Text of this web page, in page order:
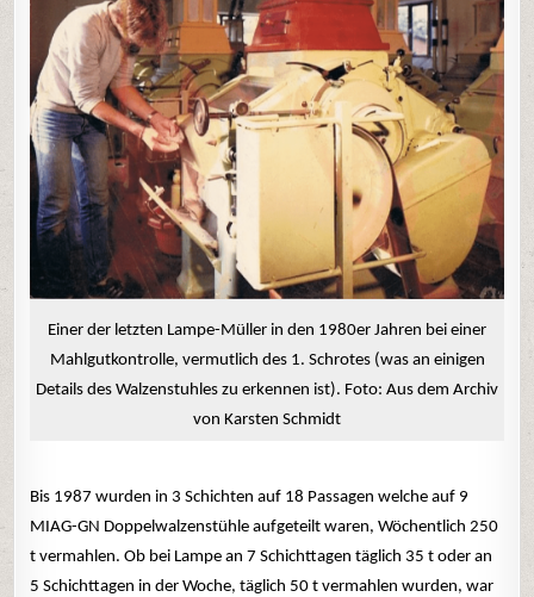
Einer der letzten Lampe-Müller in den 1980er Jahren bei einer
Mahlgutkontrolle, vermutlich des 1. Schrotes (was an einigen
Details des Walzenstuhles zu erkennen ist). Foto: Aus dem Archiv
von Karsten Schmidt
Bis 1987 wurden in 3 Schichten auf 18 Passagen welche auf 9
MIAG-GN Doppelwalzenstühle aufgeteilt waren, Wöchentlich 250
t vermahlen. Ob bei Lampe an 7 Schichttagen täglich 35 t oder an
5 Schichttagen in der Woche, täglich 50 t vermahlen wurden, war